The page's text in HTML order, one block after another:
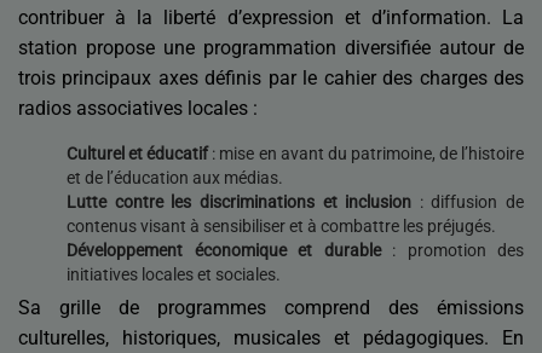
contribuer à la liberté d’expression et d’information. La
station propose une programmation diversifiée autour de
trois principaux axes définis par le cahier des charges des
radios associatives locales :
Culturel et éducatif: mise en avant du patrimoine, de l’histoire
et de l’éducation aux médias.
Lutte contre les discriminations et inclusion : diffusion de
contenus visant à sensibiliser et à combattre les préjugés.
Développement économique et durable: promotion des
initiatives locales et sociales.
Sa grille de programmes
comprend des émissions
culturelles, historiques, musicales et pédagogiques. En